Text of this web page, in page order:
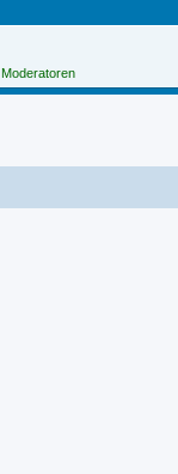
Moderatoren